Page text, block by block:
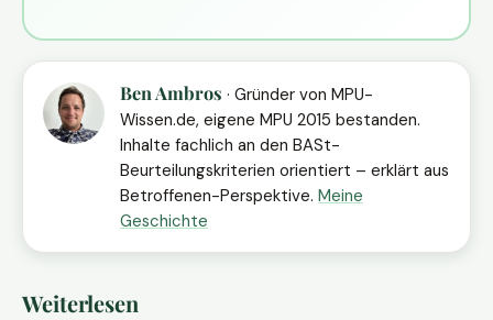
Ben Ambros · Gründer von MPU-
Wissen.de, eigene MPU 2015 bestanden.
Inhalte fachlich an den BASt-
Beurteilungskriterien orientiert – erklärt aus
Betroffenen-Perspektive. Meine
Geschichte
Weiterlesen